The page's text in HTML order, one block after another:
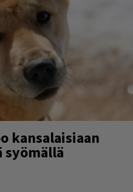
kansalaisiaan
syömällä